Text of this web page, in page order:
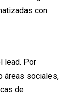
con
lead. Por
áreas sociales,
de